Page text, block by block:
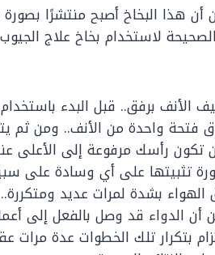
أن هذا البخاخ أصبح منتشرًا
لاستخدام بخاخ علاج
الأنف برفق.. قبل البدء باستخدام
فتحة واحدة من الأنف.. ومن ثم
تكون رأسك مرفوعة إلى الأعلى
تثبيتها على أي وسادة على
بشدة لمرات عديد
أن الدواء قد وصل بالفعل إلى
بتكرار تلك الخطوات عدة